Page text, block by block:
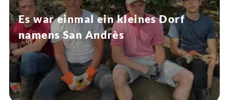
Es war einmal ein kleines Dorf
namens San Andrès